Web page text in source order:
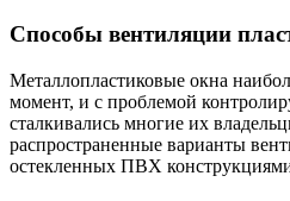
Способы вентиляции
Металлопластиковые окна
момент, и с проблемой
сталкивались многие их
распространенные варианты
остекленных ПВХ